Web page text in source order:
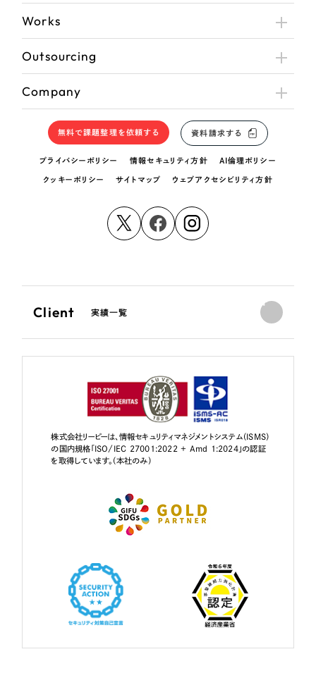
Works
Outsourcing
Company
無料で課題整理を依頼する 資料請求する
プライバシーポリシー 情報セキュリティ方針 AI倫理ポリシー
クッキーポリシー サイトマップ ウェブアクセシビリティ方針
Client 実績一覧
株式会社リーピーは、情報セキュリティマネジメントシステム（ISMS）
の国内規格「ISO/IEC 27001:2022 + Amd 1:2024」の認証
を取得しています。（本社のみ）